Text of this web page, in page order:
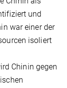
und
war einer der
isoliert
Chinin gegen